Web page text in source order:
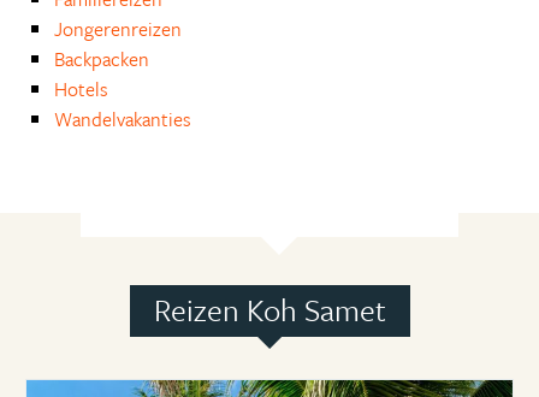
Jongerenreizen
Backpacken
Hotels
Wandelvakanties
Reizen Koh Samet